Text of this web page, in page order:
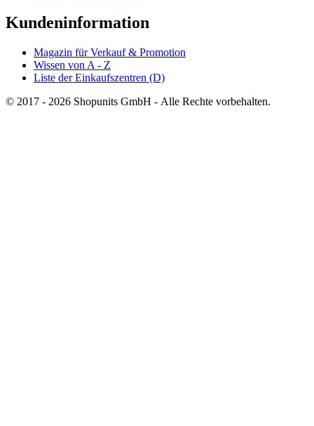
Kundeninformation
Magazin für Verkauf & Promotion
Wissen von A - Z
Liste der Einkaufszentren (D)
© 2017 - 2026 Shopunits GmbH - Alle Rechte vorbehalten.